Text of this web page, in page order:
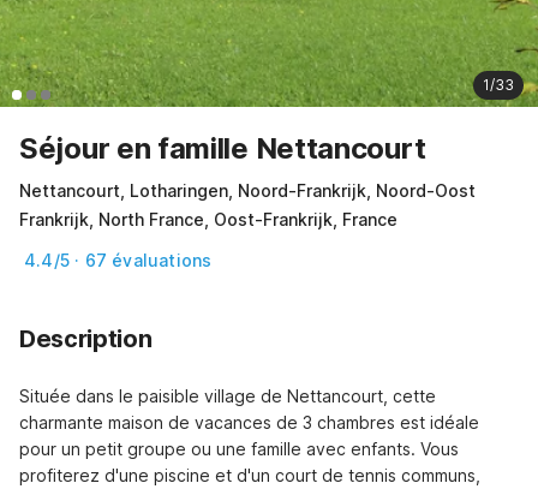
1/33
Séjour en famille Nettancourt
Nettancourt, Lotharingen, Noord-Frankrijk, Noord-Oost
Frankrijk, North France, Oost-Frankrijk, France
4.4/5 · 67 évaluations
Description
Située dans le paisible village de Nettancourt, cette
charmante maison de vacances de 3 chambres est idéale
pour un petit groupe ou une famille avec enfants. Vous
profiterez d'une piscine et d'un court de tennis communs,